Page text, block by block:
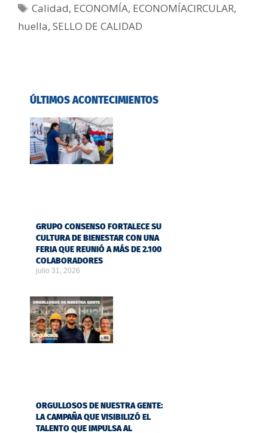
Calidad, ECONOMÍA, ECONOMÍACIRCULAR,
huella, SELLO DE CALIDAD
ÚLTIMOS ACONTECIMIENTOS
GRUPO CONSENSO FORTALECE SU
CULTURA DE BIENESTAR CON UNA
FERIA QUE REUNIÓ A MÁS DE 2.100
COLABORADORES
julio 31, 2026
ORGULLOSOS DE NUESTRA GENTE:
LA CAMPAÑA QUE VISIBILIZÓ EL
TALENTO QUE IMPULSA AL